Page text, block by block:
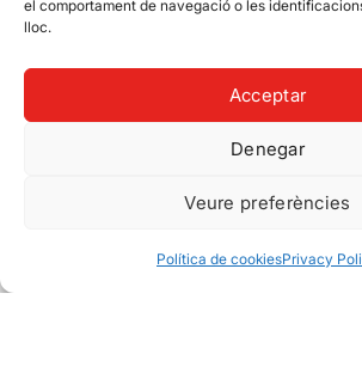
el comportament de navegació o les
lloc.
Acceptar
Denegar
Veure preferències
Política de cookiesPrivacy